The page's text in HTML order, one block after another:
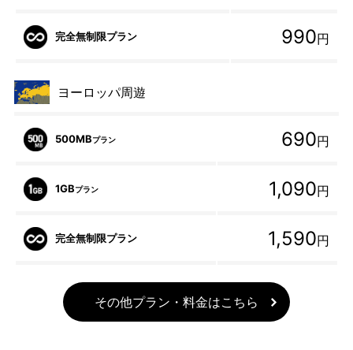
完全無制限プラン 990円
ヨーロッパ周遊
500MBプラン 690円
1GBプラン 1,090円
完全無制限プラン 1,590円
その他プラン・料金はこちら